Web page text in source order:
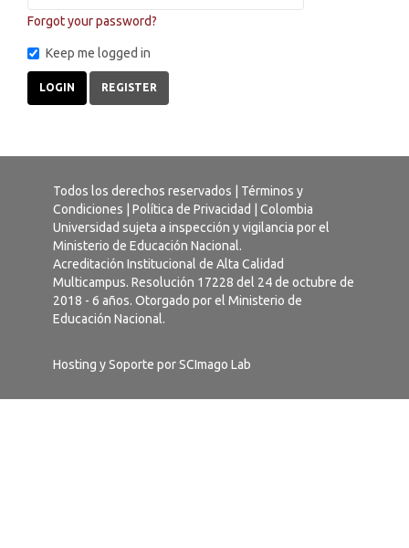
Forgot your password?
Keep me logged in
LOGIN REGISTER
Todos los derechos reservados | Términos y
Condiciones
Política de Privacidad
| Colombia
Universidad sujeta a inspección y vigilancia por el
Ministerio de Educación Nacional.
Acreditación Institucional de Alta Calidad
Multicampus. Resolución 17228 del 24 de octubre de
2018 - 6 años. Otorgado por el Ministerio de
Educación Nacional.
Hosting y Soporte porSCImago Lab